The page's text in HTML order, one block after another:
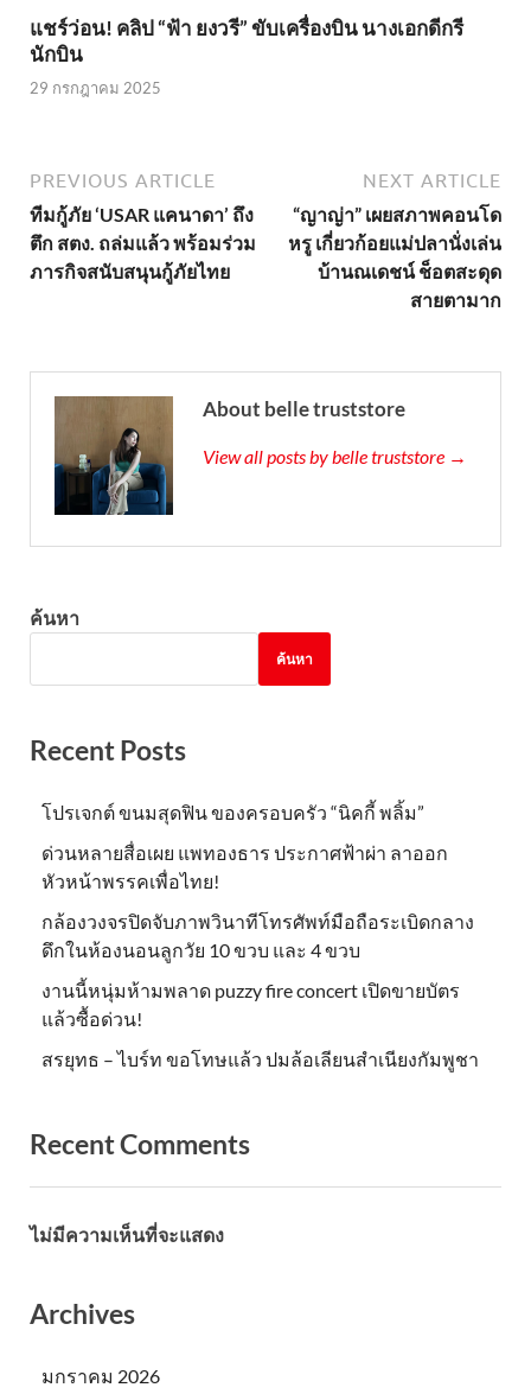
แชร์ว่อน! คลิป “ฟ้า ยงวรี” ขับเครื่องบิน นางเอกดีกรี
นักบิน
29 กรกฎาคม 2025
PREVIOUS ARTICLE
ทีมกู้ภัย ‘USAR แคนาดา’ ถึง
ตึก สตง. ถล่มแล้ว พร้อมร่วม
ภารกิจสนับสนุนกู้ภัยไทย
NEXT ARTICLE
“ญาญ่า” เผยสภาพคอนโด
หรู เกี่ยวก้อยแม่ปลานั่งเล่น
บ้านณเดชน์ ช็อตสะดุด
สายตามาก
About belle truststore
View all posts by belle truststore →
ค้นหา
ค้นหา
Recent Posts
โปรเจกต์ ขนมสุดฟิน ของครอบครัว “นิคกี้ พลิ้ม”
ด่วนหลายสื่อเผย แพทองธาร ประกาศฟ้าผ่า ลาออก
หัวหน้าพรรคเพื่อไทย!
กล้องวงจรปิดจับภาพวินาทีโทรศัพท์มือถือระเบิดกลาง
ดึกในห้องนอนลูกวัย 10 ขวบ และ 4 ขวบ
งานนี้หนุ่มห้ามพลาด puzzy fire concert เปิดขายบัตร
แล้วซื้อด่วน!
สรยุทธ – ไบร์ท ขอโทษแล้ว ปมล้อเลียนสำเนียงกัมพูชา
Recent Comments
ไม่มีความเห็นที่จะแสดง
Archives
มกราคม 2026